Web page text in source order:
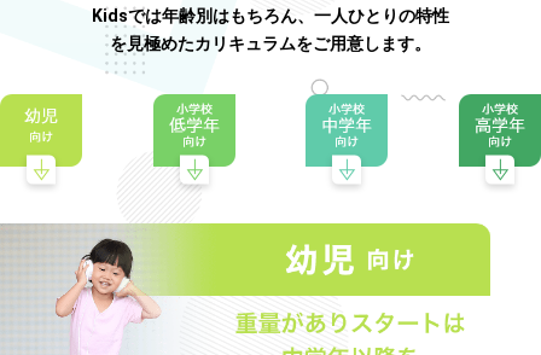
Kidsでは年齢別はもちろん、一人ひとりの特性
を見極めたカリキュラムをご用意します。